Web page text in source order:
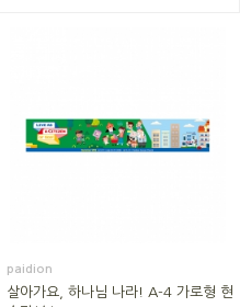
paidion
살아가요, 하나님 나라! A-4 가로형 현